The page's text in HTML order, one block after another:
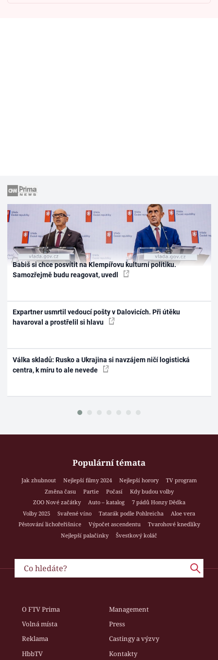
Babiš si chce posvítit na Klempířovu kulturní politiku.
Samozřejmě budu reagovat, uvedl
Expartner usmrtil vedoucí pošty v Dalovicích. Při útěku
havaroval a prostřelil si hlavu
Válka skladů: Rusko a Ukrajina si navzájem ničí logistická
centra, k míru to ale nevede
Populární témata
Jak zhubnout Nejlepší filmy 2024 Nejlepší horory
TV program
Změna času
Partie Počasí
Kdy budou volby
ZOO Nové začátky
Auto – katalog
7 pádů Honzy Dědka
Volby 2025
Svařené víno Tatarák podle Pohlreicha
Aloe vera
Pěstování lichořeřišnice
Výpočet ascendentu
Tvarohové knedlíky
Nejlepší palačinky
Švestkový koláč
O FTV Prima
Management
Volná místa
Press
Reklama
Castingy a výzvy
HbbTV
Kontakty